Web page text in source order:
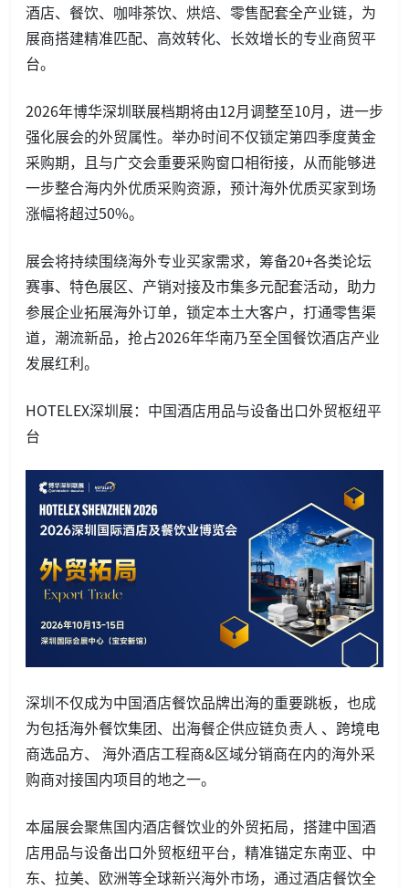
酒店、餐饮、咖啡茶饮、烘焙、零售配套全产业链，为
展商搭建精准匹配、高效转化、长效增长的专业商贸平
台。
2026年博华深圳联展档期将由12月调整至10月，进一步
强化展会的外贸属性。举办时间不仅锁定第四季度黄金
采购期，且与广交会重要采购窗口相衔接，从而能够进
一步整合海内外优质采购资源，预计海外优质买家到场
涨幅将超过50%。
展会将持续围绕海外专业买家需求，筹备20+各类论坛
赛事、特色展区、产销对接及市集多元配套活动，助力
参展企业拓展海外订单，锁定本土大客户，打通零售渠
道，潮流新品，抢占2026年华南乃至全国餐饮酒店产业
发展红利。
HOTELEX深圳展：中国酒店用品与设备出口外贸枢纽平
台
深圳不仅成为中国酒店餐饮品牌出海的重要跳板，也成
为包括海外餐饮集团、出海餐企供应链负责人 、跨境电
商选品方、 海外酒店工程商&区域分销商在内的海外采
购商对接国内项目的地之一。
本届展会聚焦国内酒店餐饮业的外贸拓局，搭建中国酒
店用品与设备出口外贸枢纽平台，精准锚定东南亚、中
东、拉美、欧洲等全球新兴海外市场，通过酒店餐饮全